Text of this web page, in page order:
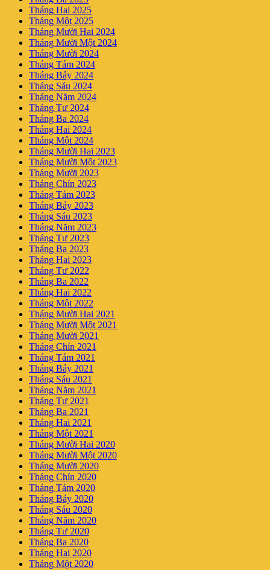
Tháng Hai 2025
Tháng Một 2025
Tháng Mười Hai 2024
Tháng Mười Một 2024
Tháng Mười 2024
Tháng Tám 2024
Tháng Bảy 2024
Tháng Sáu 2024
Tháng Năm 2024
Tháng Tư 2024
Tháng Ba 2024
Tháng Hai 2024
Tháng Một 2024
Tháng Mười Hai 2023
Tháng Mười Một 2023
Tháng Mười 2023
Tháng Chín 2023
Tháng Tám 2023
Tháng Bảy 2023
Tháng Sáu 2023
Tháng Năm 2023
Tháng Tư 2023
Tháng Ba 2023
Tháng Hai 2023
Tháng Tư 2022
Tháng Ba 2022
Tháng Hai 2022
Tháng Một 2022
Tháng Mười Hai 2021
Tháng Mười Một 2021
Tháng Mười 2021
Tháng Chín 2021
Tháng Tám 2021
Tháng Bảy 2021
Tháng Sáu 2021
Tháng Năm 2021
Tháng Tư 2021
Tháng Ba 2021
Tháng Hai 2021
Tháng Một 2021
Tháng Mười Hai 2020
Tháng Mười Một 2020
Tháng Mười 2020
Tháng Chín 2020
Tháng Tám 2020
Tháng Bảy 2020
Tháng Sáu 2020
Tháng Năm 2020
Tháng Tư 2020
Tháng Ba 2020
Tháng Hai 2020
Tháng Một 2020